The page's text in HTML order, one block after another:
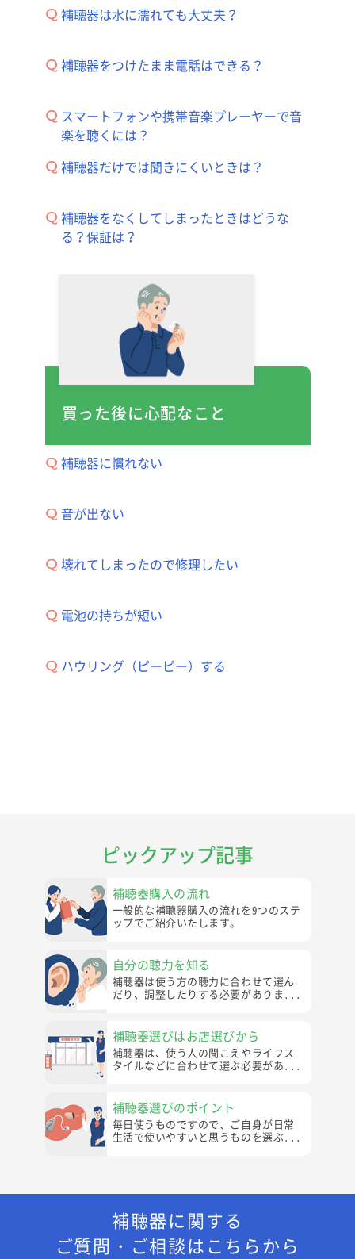
補聴器は水に濡れても大丈夫？
補聴器をつけたまま電話はできる？
スマートフォンや携帯音楽プレーヤーで音
楽を聴くには？
補聴器だけでは聞きにくいときは？
補聴器をなくしてしまったときはどうな
る？保証は？
買った後に心配なこと
補聴器に慣れない
音が出ない
壊れてしまったので修理したい
電池の持ちが短い
ハウリング（ピーピー）する
ピックアップ記事
補聴器購入の流れ
一般的な補聴器購入の流れを9つのステ
ップでご紹介いたします。
自分の聴力を知る
補聴器は使う方の聴力に合わせて選ん
だり、調整したりする必要がありま...
補聴器選びはお店選びから
補聴器は、使う人の聞こえやライフス
タイルなどに合わせて選ぶ必要があ...
補聴器選びのポイント
毎日使うものですので、ご自身が日常
生活で使いやすいと思うものを選ぶ...
補聴器に関する
ご質問・ご相談はこちらから